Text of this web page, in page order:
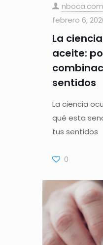
febrero 6,
La
aceite:
sentidos
La ciencia
qué esta
tus sentidos
0